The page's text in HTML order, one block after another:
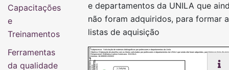
e departamentos da UNILA que
não foram adquiridos, para formar
listas de aquisição
1. Solicitar
Subprocesso: Solicitação de materiais bibliográficos por professores e departamentos da Unila
Objetivo: Elaboração de planilha com os títulos solicitados por professores e departamentos da UNILA que ainda não foram adquiridos, para formar as listas de
Responsável: Biblioteca Latino-Americana - BIUNILA
Número: 16.008/001-032022
Capacitações
e
Treinamentos
Ferramentas
da qualidade